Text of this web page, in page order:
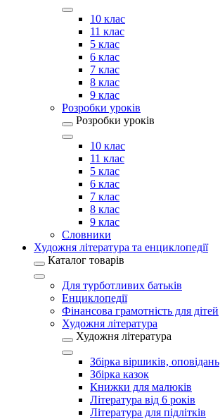
10 клас
11 клас
5 клас
6 клас
7 клас
8 клас
9 клас
Розробки уроків
Розробки уроків
10 клас
11 клас
5 клас
6 клас
7 клас
8 клас
9 клас
Словники
Художня література та енциклопедії
Каталог товарів
Для турботливих батьків
Енциклопедії
Фінансова грамотність для дітей
Художня література
Художня література
Збірка віршиків, оповідань
Збірка казок
Книжки для малюків
Література від 6 років
Література для підлітків